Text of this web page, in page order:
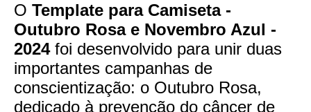
O Template para Camiseta -
Outubro Rosa e Novembro Azul -
2024foi desenvolvido para unir duas
importantes campanhas de
conscientização: o Outubro Rosa,
dedicado à prevenção do câncer de